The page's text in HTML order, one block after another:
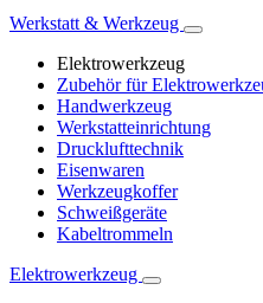
Werkstatt & Werkzeug
Elektrowerkzeug
Zubehör für
Handwerkzeug
Werkstatteinrichtung
Drucklufttechnik
Eisenwaren
Werkzeugkoffer
Schweißgeräte
Kabeltrommeln
Elektrowerkzeug